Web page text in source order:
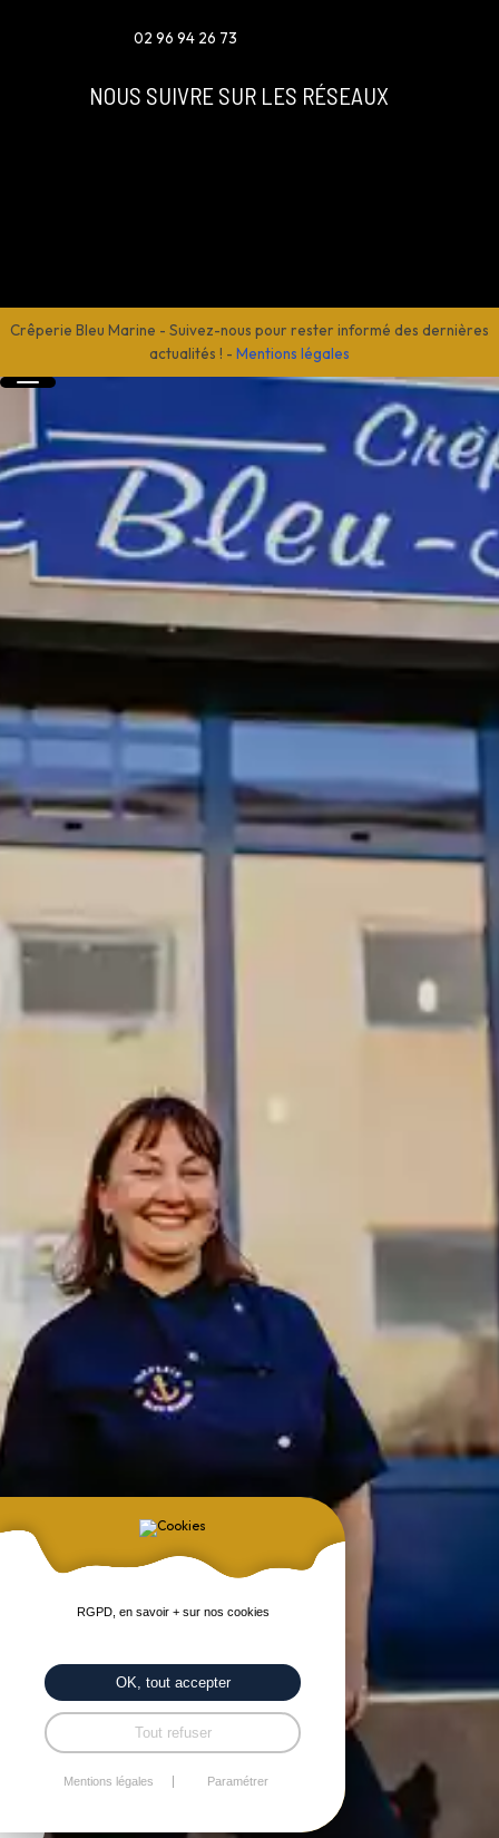
02 96 94 26 73
NOUS SUIVRE SUR LES RÉSEAUX
Crêperie Bleu Marine - Suivez-nous pour rester informé des dernières
actualités ! - Mentions légales
RGPD, en savoir + sur nos cookies
OK, tout accepter
Tout refuser
Mentions légales Paramétrer